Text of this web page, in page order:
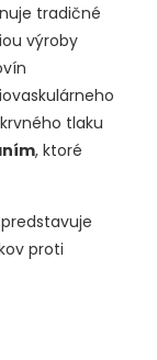
tradičné
výroby
tlaku
, ktoré
proti